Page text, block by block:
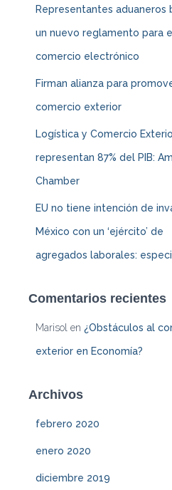
Representantes aduaneros
un nuevo reglamento para
comercio electrónico
Firman alianza para
comercio exterior
Logística y Comercio
representan 87% del PIB:
Chamber
EU no tiene intención de
México con un ‘ejército’ de
agregados laborales:
Comentarios recientes
Marisol en ¿Obstáculos al
exterior en Economía?
Archivos
febrero 2020
enero 2020
diciembre 2019